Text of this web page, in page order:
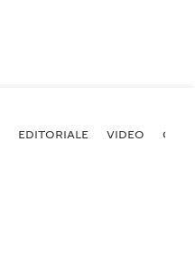
EDITORIALE VIDEO